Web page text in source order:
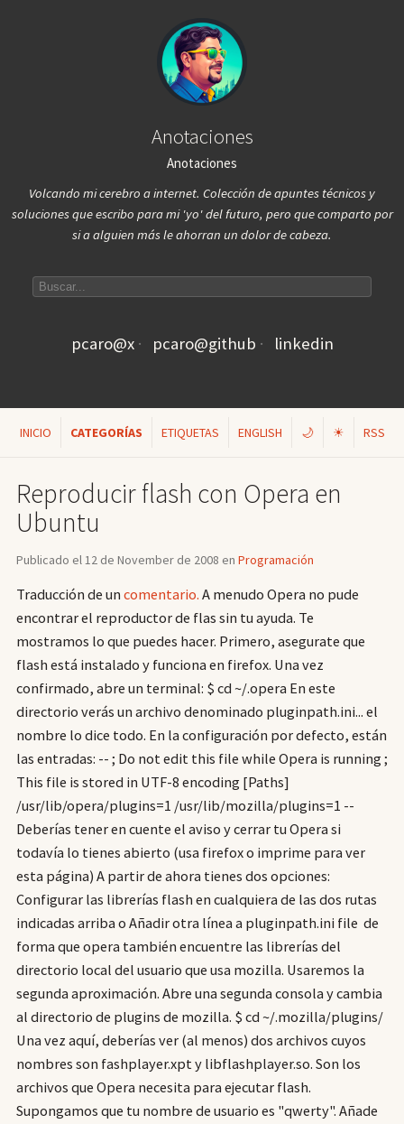
Anotaciones
Anotaciones
Volcando mi cerebro a internet. Colección de apuntes técnicos y
soluciones que escribo para mi 'yo' del futuro, pero que comparto por
si a alguien más le ahorran un dolor de cabeza.
pcaro@x pcaro@github linkedin
INICIO CATEGORÍAS ETIQUETAS ENGLISH 🌙 ☀ RSS
Reproducir flash con Opera en
Ubuntu
Publicado el 12 de November de 2008 en Programación
Traducción de un comentario. A menudo Opera no pude
encontrar el reproductor de flas sin tu ayuda. Te
mostramos lo que puedes hacer. Primero, asegurate que
flash está instalado y funciona en firefox. Una vez
confirmado, abre un terminal: $ cd ~/.opera En este
directorio verás un archivo denominado pluginpath.ini... el
nombre lo dice todo. En la configuración por defecto, están
las entradas: -- ; Do not edit this file while Opera is running ;
This file is stored in UTF-8 encoding [Paths]
/usr/lib/opera/plugins=1 /usr/lib/mozilla/plugins=1 --
Deberías tener en cuente el aviso y cerrar tu Opera si
todavía lo tienes abierto (usa firefox o imprime para ver
esta página) A partir de ahora tienes dos opciones:
Configurar las librerías flash en cualquiera de las dos rutas
indicadas arriba o Añadir otra línea a pluginpath.ini file de
forma que opera también encuentre las librerías del
directorio local del usuario que usa mozilla. Usaremos la
segunda aproximación. Abre una segunda consola y cambia
al directorio de plugins de mozilla. $ cd ~/.mozilla/plugins/
Una vez aquí, deberías ver (al menos) dos archivos cuyos
nombres son fashplayer.xpt y libflashplayer.so. Son los
archivos que Opera necesita para ejecutar flash.
Supongamos que tu nombre de usuario es "qwerty". Añade